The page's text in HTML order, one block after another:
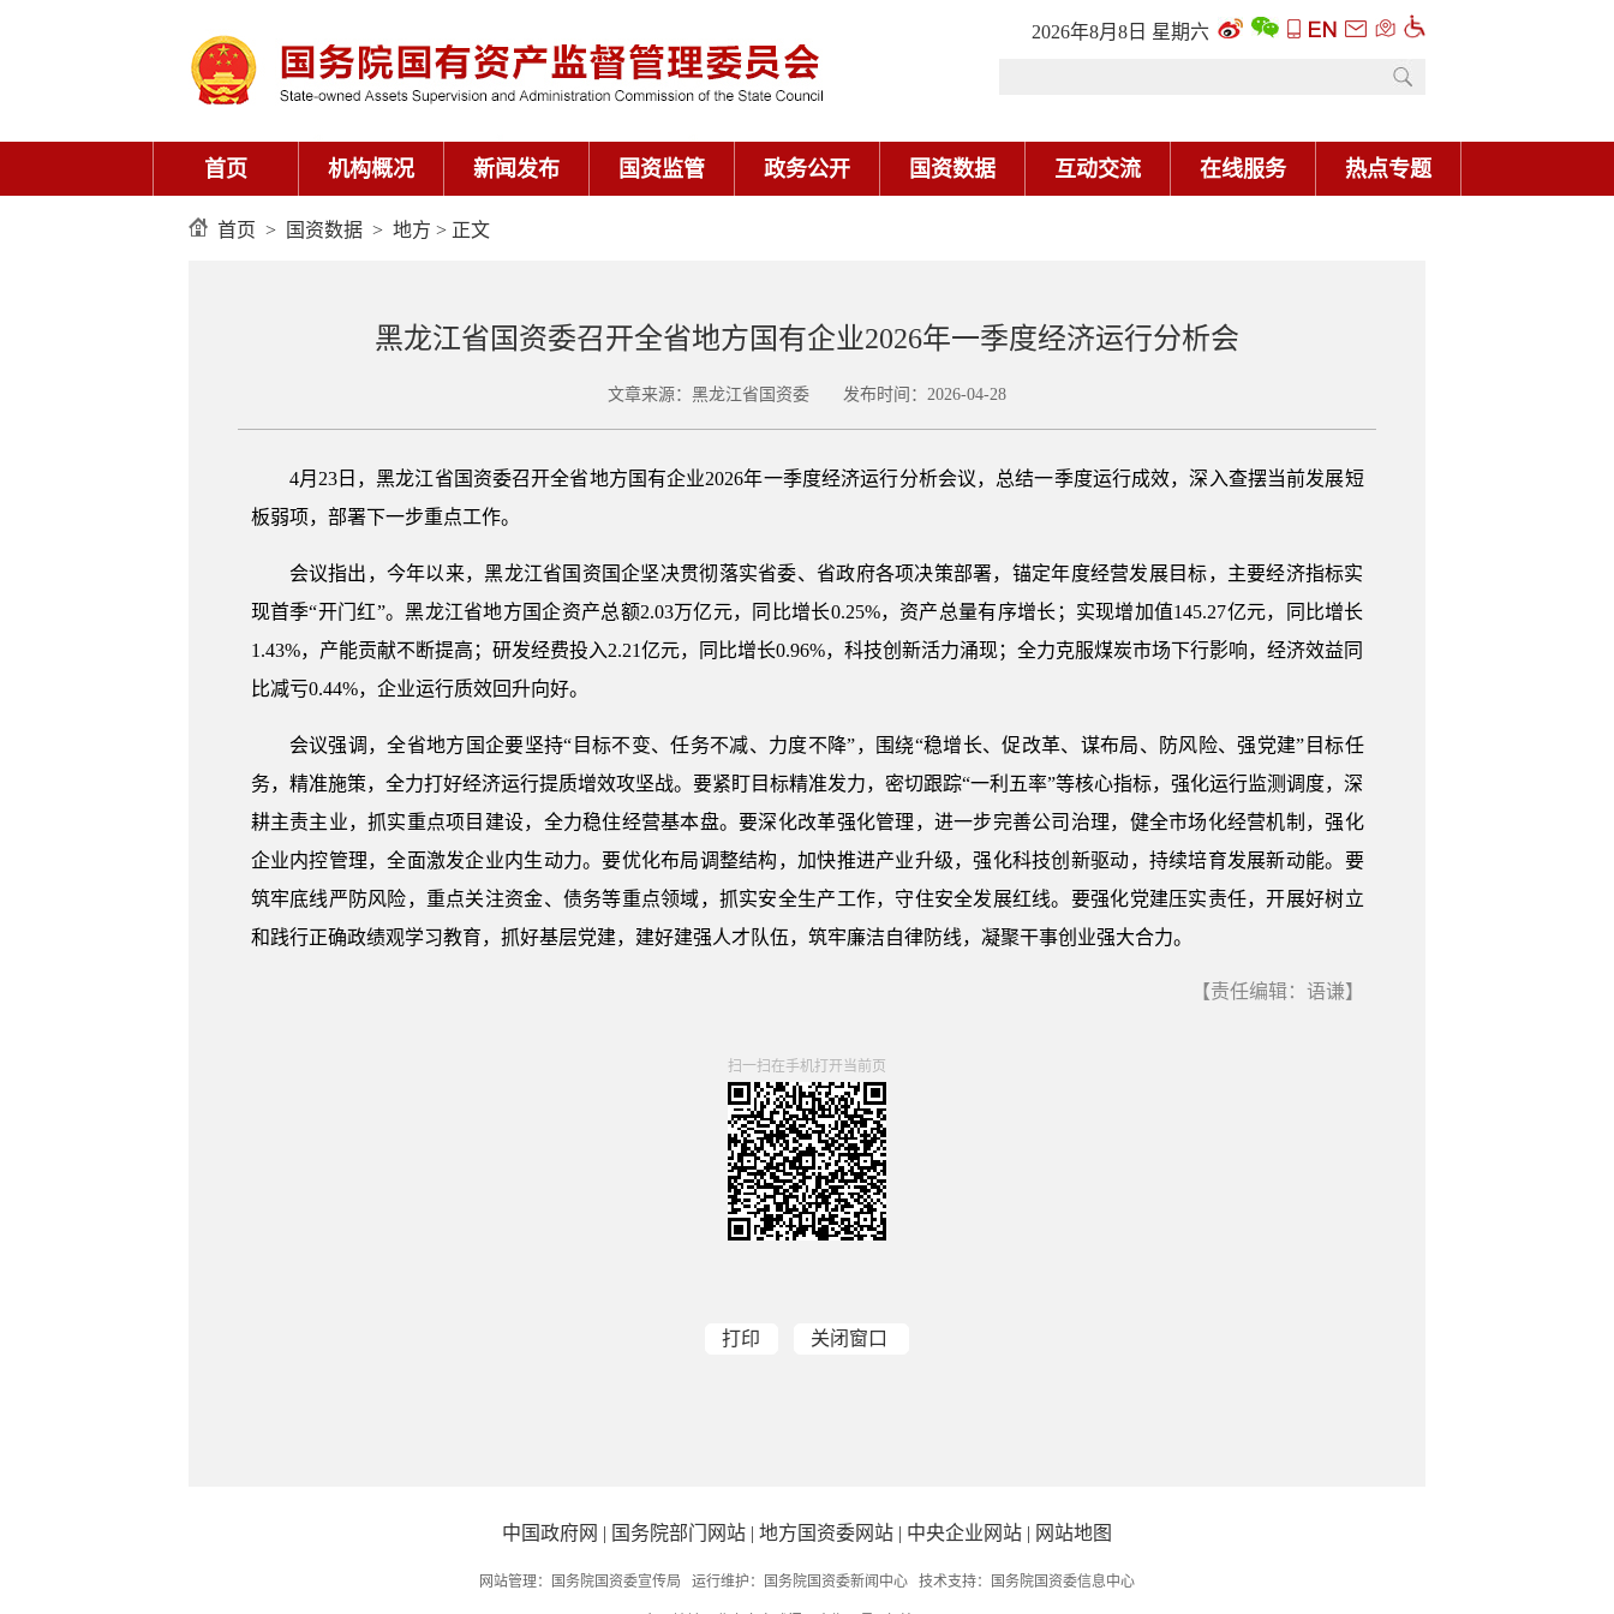
2026年8月8日 星期六
首页 机构概况 新闻发布 国资监管 政务公开 国资数据 互动交流 在线服务 热点专题
首页 > 国资数据 > 地方 > 正文
黑龙江省国资委召开全省地方国有企业2026年一季度经济运行分析会
文章来源：黑龙江省国资委 发布时间：2026-04-28
4月23日，黑龙江省国资委召开全省地方国有企业2026年一季度经济运行分析会议，总结一季度运行成效，深入查摆当前发展短
板弱项，部署下一步重点工作。
会议指出，今年以来，黑龙江省国资国企坚决贯彻落实省委、省政府各项决策部署，锚定年度经营发展目标，主要经济指标实
现首季“开门红”。黑龙江省地方国企资产总额2.03万亿元，同比增长0.25%，资产总量有序增长；实现增加值145.27亿元，同比增长
1.43%，产能贡献不断提高；研发经费投入2.21亿元，同比增长0.96%，科技创新活力涌现；全力克服煤炭市场下行影响，经济效益同
比减亏0.44%，企业运行质效回升向好。
会议强调，全省地方国企要坚持“目标不变、任务不减、力度不降”，围绕“稳增长、促改革、谋布局、防风险、强党建”目标任
务，精准施策，全力打好经济运行提质增效攻坚战。要紧盯目标精准发力，密切跟踪“一利五率”等核心指标，强化运行监测调度，深
耕主责主业，抓实重点项目建设，全力稳住经营基本盘。要深化改革强化管理，进一步完善公司治理，健全市场化经营机制，强化
企业内控管理，全面激发企业内生动力。要优化布局调整结构，加快推进产业升级，强化科技创新驱动，持续培育发展新动能。要
筑牢底线严防风险，重点关注资金、债务等重点领域，抓实安全生产工作，守住安全发展红线。要强化党建压实责任，开展好树立
和践行正确政绩观学习教育，抓好基层党建，建好建强人才队伍，筑牢廉洁自律防线，凝聚干事创业强大合力。
【责任编辑：语谦】
扫一扫在手机打开当前页
打印 关闭窗口